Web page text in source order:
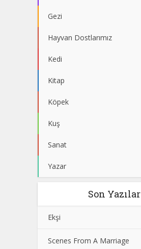
Gezi
Hayvan Dostlarımız
Kedi
Kitap
Köpek
Kuş
Sanat
Yazar
Son Yazılar
Ekşi
Scenes From A Marriage